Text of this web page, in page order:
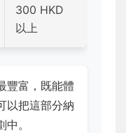
300 HKD
以上
豐富，既能體
以把這部分納
。